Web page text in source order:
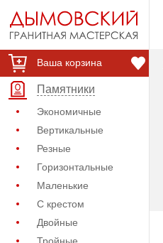
Ваша корзина
Памятники
Экономичные
Вертикальные
Резные
Горизонтальные
Маленькие
С крестом
Двойные